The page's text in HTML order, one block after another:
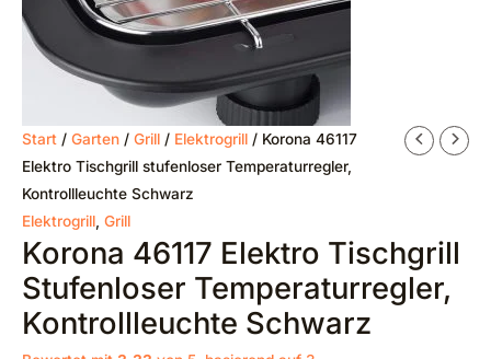
Start / Garten / Grill / Elektrogrill / Korona 46117
Elektro Tischgrill stufenloser Temperaturregler,
Kontrollleuchte Schwarz
Elektrogrill, Grill
Korona 46117 Elektro Tischgrill
Stufenloser Temperaturregler,
Kontrollleuchte Schwarz